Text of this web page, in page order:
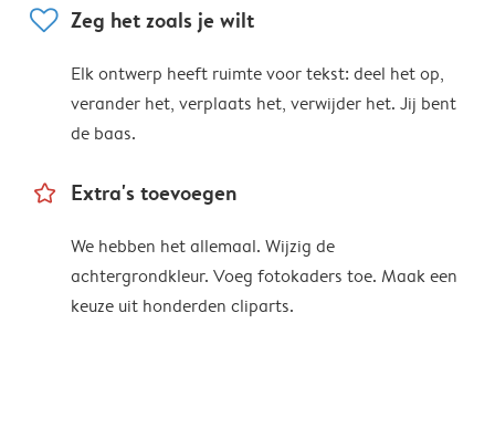
heart Zeg het zoals je wilt
Elk ontwerp heeft ruimte voor tekst: deel het op,
verander het, verplaats het, verwijder het. Jij bent
de baas.
star_outline Extra's toevoegen
We hebben het allemaal. Wijzig de
achtergrondkleur. Voeg fotokaders toe. Maak een
keuze uit honderden cliparts.